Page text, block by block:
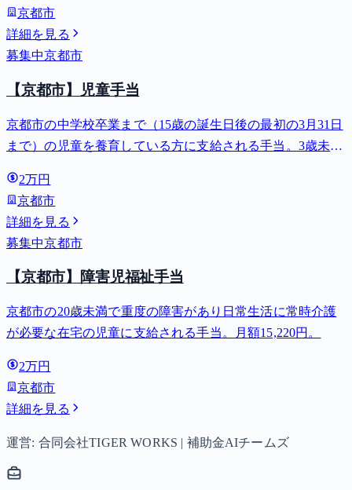
京都市
詳細を見る
募集中京都市
【京都市】児童手当
京都市の中学校卒業まで（15歳の誕生日後の最初の3月31日
まで）の児童を養育している方に支給される手当。3歳未満
子以降は15,000円）、中学生は月額10,000円。
2万円
京都市
詳細を見る
募集中京都市
【京都市】障害児福祉手当
京都市の20歳未満で重度の障害があり日常生活に常時介護
が必要な在宅の児童に支給される手当。月額15,220円。
2万円
京都市
詳細を見る
運営: 合同会社TIGER WORKS | 補助金AIチームズ